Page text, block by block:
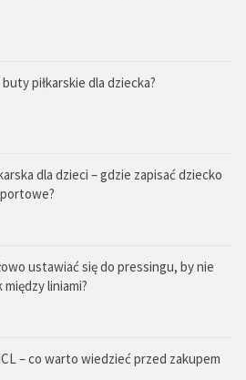
piłkarskie dla dziecka?
dla dzieci – gdzie zapisać dziecko
ustawiać się do pressingu, by nie
liniami?
– co warto wiedzieć przed zakupem